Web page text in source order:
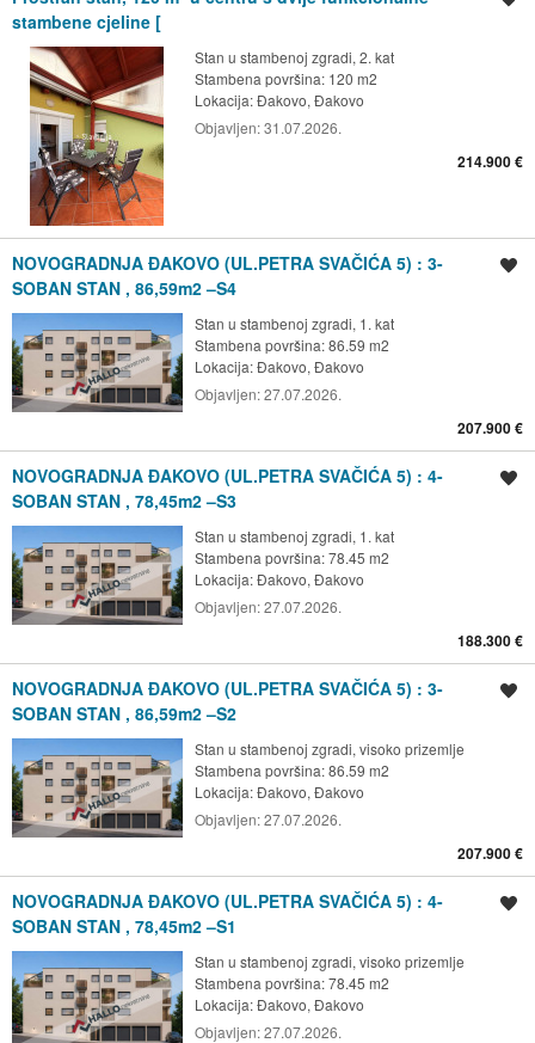
stambene cjeline [
Stan u stambenoj zgradi, 2. kat
Stambena površina: 120 m2
Lokacija:Đakovo, Đakovo
Objavljen:31.07.2026.
214.900 €
NOVOGRADNJA ĐAKOVO (UL.PETRA SVAČIĆA 5) : 3-
SOBAN STAN , 86,59m2 –S4
Stan u stambenoj zgradi, 1. kat
Stambena površina: 86.59 m2
Lokacija:Đakovo, Đakovo
Objavljen:27.07.2026.
207.900 €
NOVOGRADNJA ĐAKOVO (UL.PETRA SVAČIĆA 5) : 4-
SOBAN STAN , 78,45m2 –S3
Stan u stambenoj zgradi, 1. kat
Stambena površina: 78.45 m2
Lokacija:Đakovo, Đakovo
Objavljen:27.07.2026.
188.300 €
NOVOGRADNJA ĐAKOVO (UL.PETRA SVAČIĆA 5) : 3-
SOBAN STAN , 86,59m2 –S2
Stan u stambenoj zgradi, visoko prizemlje
Stambena površina: 86.59 m2
Lokacija:Đakovo, Đakovo
Objavljen:27.07.2026.
207.900 €
NOVOGRADNJA ĐAKOVO (UL.PETRA SVAČIĆA 5) : 4-
SOBAN STAN , 78,45m2 –S1
Stan u stambenoj zgradi, visoko prizemlje
Stambena površina: 78.45 m2
Lokacija:Đakovo, Đakovo
Objavljen:27.07.2026.